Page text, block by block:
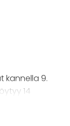
kannella 9.
14
tilaa,